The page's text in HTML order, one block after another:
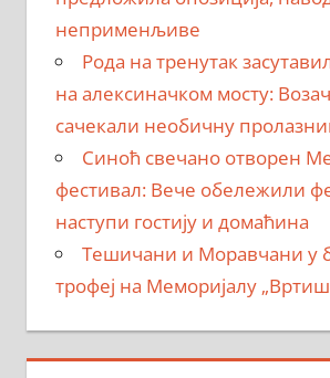
неприменљиве
Рода на тренутак
на алексиначком мосту:
сачекали необичну
Синоћ свечано отворен
фестивал: Вече обележили
наступи гостију и домаћина
Тешичани и Моравчани у
трофеј на Меморијалу